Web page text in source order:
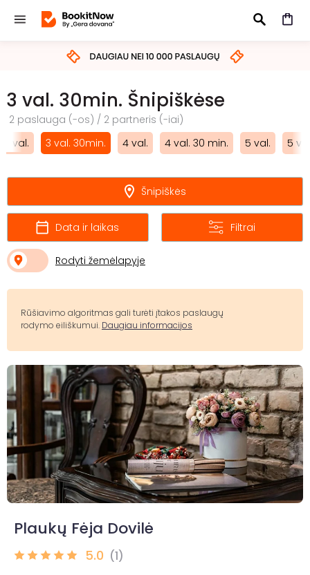
IEŠKOTI
3 val. 30min. Šnipiškėse
2 paslauga (-os) / 2 partneris (-iai)
3 val.
3 val. 30min. 4 val. 4 val. 30 min. 5 val. 5
Šnipiškės
Data ir laikas Filtrai
Rodyti žemėlapyje
Rūšiavimo algoritmas gali turėti įtakos paslaugų
rodymo eiliškumui. Daugiau informacijos
Plaukų Fėja Dovilė
5.0 (1)